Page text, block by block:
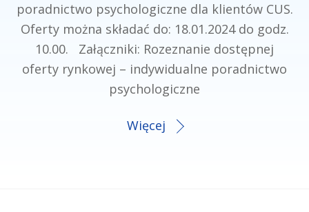
poradnictwo psychologiczne dla klientów CUS.
Oferty można składać do: 18.01.2024 do godz.
10.00. Załączniki: Rozeznanie dostępnej
oferty rynkowej – indywidualne poradnictwo
psychologiczne
Więcej